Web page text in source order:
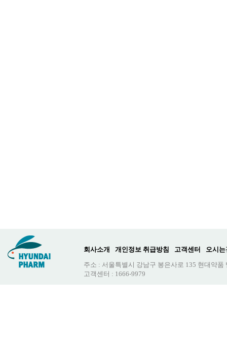
회사소개 개인정보 취급방침 고객센터
오시는
주소 : 서울특별시 강남구 봉은사로 135 현대약품
고객센터 : 1666-9979